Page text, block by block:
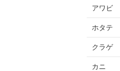
アワビ
ホタテ
クラゲ
カニ